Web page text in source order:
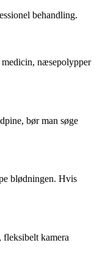
behandling.
næsepolypper
bør man søge
blødningen. Hvis
kamera